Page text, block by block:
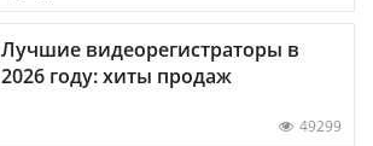
Лучшие видеорегистраторы в
2026 году: хиты продаж
49299